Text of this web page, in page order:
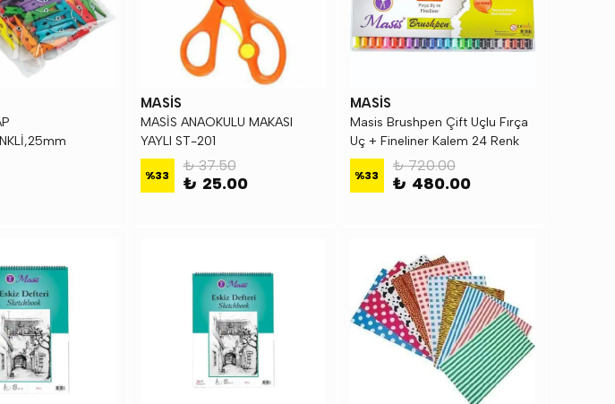
MASİS
MASİS ANAOKULU MAKASI
YAYLI ST-201
%33
₺ 37.50
₺ 25.00
MASİS
Masis Brushpen Çift Uçlu Fırça
Uç + Fineliner Kalem 24 Renk
%33
₺ 720.00
₺ 480.00